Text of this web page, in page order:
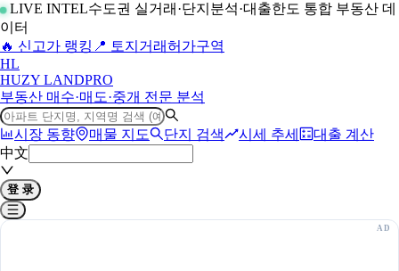
LIVE INTEL수도권 실거래·단지분석·대출한도 통합 부동산 데
이터
🔥 신고가 랭킹 📍 토지거래허가구역
HL
HUZY LANDPRO
부동산 매수·매도·중개 전문 분석
시장 동향 매물 지도 단지 검색 시세 추세
대출 계산
中文
登 录